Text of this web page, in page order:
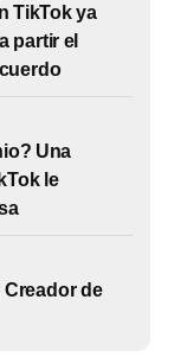
TikTok ya
partir el
Una
le
Creador de